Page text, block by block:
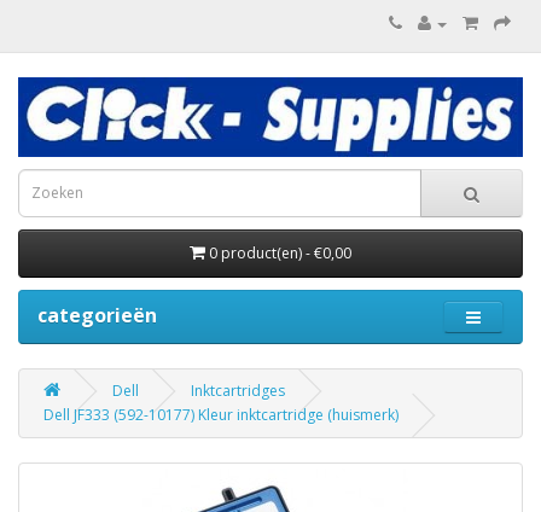
0 product(en) - €0,00
categorieën
Dell
Inktcartridges
Dell JF333 (592-10177) Kleur inktcartridge (huismerk)